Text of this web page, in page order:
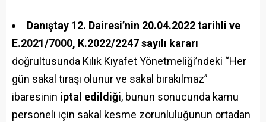
Danıştay 12. Dairesi’nin 20.04.2022 tarihli ve
E.2021/7000, K.2022/2247 sayılı kararı
doğrultusunda Kılık Kıyafet Yönetmeliği’ndeki “Her
gün sakal tıraşı olunur ve sakal bırakılmaz”
ibaresinin iptal edildiği, bunun sonucunda kamu
personeli için sakal kesme zorunluluğunun ortadan